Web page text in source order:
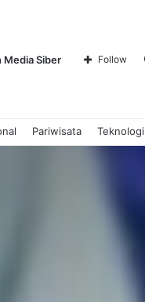
Media Siber Follow
Pariwisata Teknologi